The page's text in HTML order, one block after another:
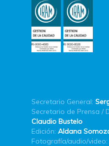
Secretario General:
Secretario de Prensa /
Claudio Bustelo
Edición: Aldana
Fotografía/audio/video: